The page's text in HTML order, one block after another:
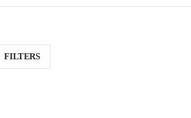
FILTERS